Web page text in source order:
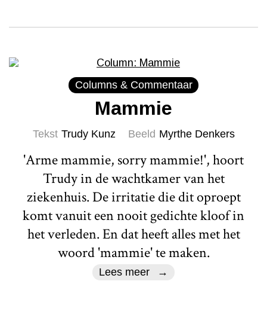
Columns & Commentaar
Mammie
Tekst Trudy Kunz Beeld Myrthe Denkers
'Arme mammie, sorry mammie!', hoort
Trudy in de wachtkamer van het
ziekenhuis. De irritatie die dit oproept
komt vanuit een nooit gedichte kloof in
het verleden. En dat heeft alles met het
woord 'mammie' te maken.
Lees meer